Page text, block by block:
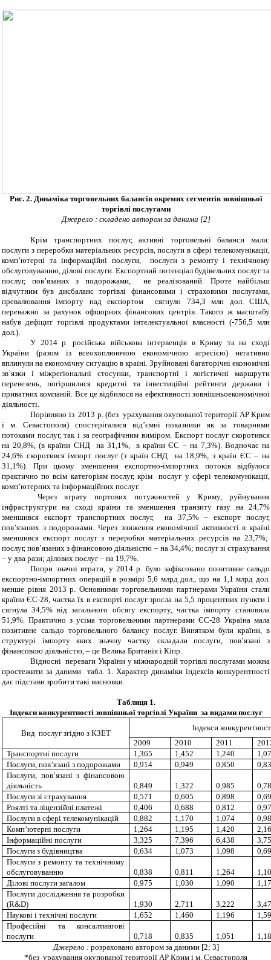
Рис. 2. Динаміка торговельних балансів окремих сегментів зовнішньої
торгівлі послугами
Джерело : складено автором за даними [2]
Крім транспортних послуг, активні торговельні баланси мали:
послуги з переробки матеріальних ресурсів, послуги в сфері телекомунікації,
комп’ютерні та інформаційні послуги, послуги з ремонту і технічному
обслуговуванню, ділові послуги. Експортний потенціал будівельних послуг та
послуг, пов’язаних з подорожами, не реалізований. Проте найбільш
відчутним був дисбаланс торгівлі фінансовими і страховими послугами,
превалювання імпорту над експортом сягнуло 734,3 млн дол. США,
переважно за рахунок офшорних фінансових центрів. Такого ж масштабу
набув дефіцит торгівлі продуктами інтелектуальної власності (-756,5 млн
дол.).
У 2014 р. російська військова інтервенція в Криму та на сході
України (разом із всеохоплюючою економічною агресією) негативно
вплинули на економічну ситуацію в країні. Зруйновані багаторічні економічні
зв’язки і міжрегіональні стосунки, транспортні і логістичні маршрути
перевезень, погіршилися кредитні та інвестиційні рейтинги держави і
приватних компаній. Все це відбилося на ефективності зовнішньоекономічної
діяльності.
Порівняно із 2013 р. (без урахування окупованої території АР Крим
і м. Севастополя)спостерігалися від’ємні показники як за товарними
потоками послуг, так і за географічним виміром. Експорт послуг скоротився
на 20,8%, (в країни СНД на 31,1%, в країни ЄС – на 7,3%). Водночас на
24,6% скоротився імпорт послуг (з країн СНД на 18,9%, з країн ЄС – на
31,1%). При цьому зменшення експортно-імпортних потоків відбулося
практично по всім категоріям послуг, крім послуг у сфері телекомунікації,
комп’ютерних та інформаційних послуг.
Через втрату портових потужностей у Криму, руйнування
інфраструктури на сході країни та зменшення транзиту газу на 24,7%
зменшився експорт транспортних послуг, на 37,5% – експорт послуг,
пов’язаних з подорожами. Через зниження економічної активності в країні
зменшився експорт послуг з переробки матеріальних ресурсів на 23,7%;
послуг, пов’язаних з фінансовою діяльністю – на 34,4%; послуг зі страхування
– у два рази; ділових послуг – на 19,7%.
Попри значні втрати, у 2014 р. було зафіксовано позитивне сальдо
експортно-імпортних операцій в розмірі 5,6 млрд дол., що на 1,1 млрд дол.
менше рівня 2013 р. Основними торговельними партнерами України стали
країни ЄС-28, частка їх в експорті послуг зросла на 5,5 процентних пункти і
сягнула 34,5% від загального обсягу експорту, частка імпорту становила
51,9%. Практично з усіма торговельними партнерами ЄС-28 Україна мала
позитивне сальдо торговельного балансу послуг. Винятком були країни, в
структурі імпорту яких значну частку складали послуги, пов’язані з
фінансовою діяльністю, – це Велика Британія і Кіпр.
Відносні переваги України у міжнародній торгівлі послугами можна
простежити за даними табл. 1. Характер динаміки індексів конкурентності
дає підстави зробити такі висновки.
Таблиця 1.
Індексиконкурентності зовнішньої торгівлі України за видами послуг
Вид послуг згідно з КЗЕТ
Індекси
2009
2010 2011
Транспортні послуги
1,365 1,452 1,240
Послуги, пов’язані з подорожами
0,914 0,949 0,850
Послуги, пов’язані з фінансовою
діяльність
0,849 1,322 0,985
Послуги зі страхування
0,571 0,605 0,898
Роялті та ліцензійні платежі
0,406 0,688 0,812
Послуги в сфері телекомунікацій
0,882 1,170 1,074
Комп’ютерні послуги 1,264 1,195 1,420
Інформаційні послуги
3,325 7,396 6,438
Послуги з будівництва
0,634 1,073 1,098
Послуги з ремонту та технічному
обслуговуванню
0,838 0,811 1,264
Ділові послуги загалом
0,975 1,030 1,090
Послуги дослідження та розробки
(R&D) 1,930 2,711 3,222
Наукові і технічні послуги
1,652 1,460 1,196
Професійні та консалтингові
послуги
0,718 0,835 1,051
Джерело :розраховано автором за даними [2; 3]
*без урахування окупованої території АР Крим і м. Севастополя